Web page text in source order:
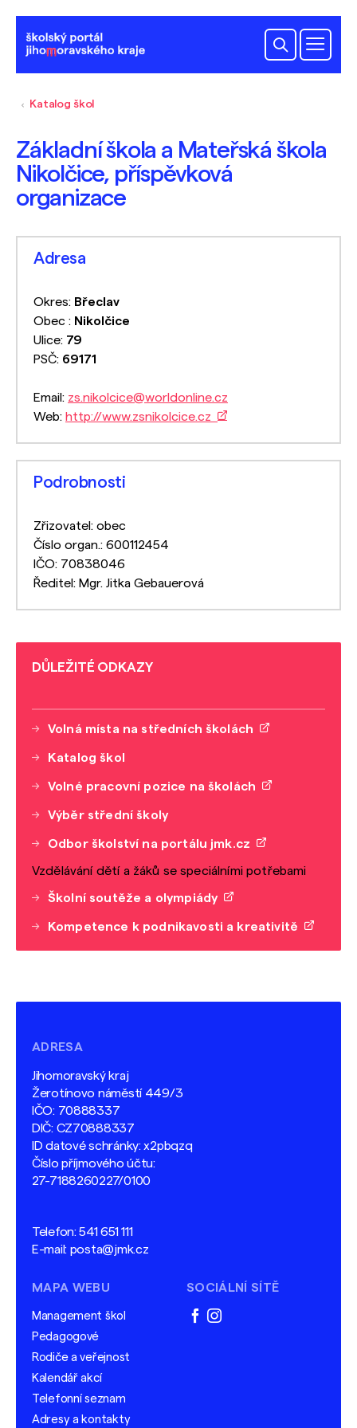
Katalog škol
Základní škola a Mateřská škola
Nikolčice, příspěvková
organizace
Adresa
Okres: Břeclav
Obec : Nikolčice
Ulice: 79
PSČ: 69171
Email: zs.nikolcice@worldonline.cz
Web: http://www.zsnikolcice.cz
Podrobnosti
Zřizovatel: obec
Číslo organ.: 600112454
IČO: 70838046
Ředitel: Mgr. Jitka Gebauerová
DŮLEŽITÉ ODKAZY
Volná místa na středních školách
Katalog škol
Volné pracovní pozice na školách
Výběr střední školy
Odbor školství na portálu jmk.cz
Vzdělávání dětí a žáků se speciálními potřebami
Školní soutěže a olympiády
Kompetence k podnikavosti a kreativitě
ADRESA
Jihomoravský kraj
Žerotínovo náměstí 449/3
IČO: 70888337
DIČ: CZ70888337
ID datové schránky: x2pbqzq
Číslo příjmového účtu:
27-7188260227/0100
Telefon:541 651 111
E-mail: posta@jmk.cz
MAPA WEBU
Management škol
Pedagogové
Rodiče a veřejnost
Kalendář akcí
Telefonní seznam
Adresy a kontakty
SOCIÁLNÍ SÍTĚ
facebook
instagram